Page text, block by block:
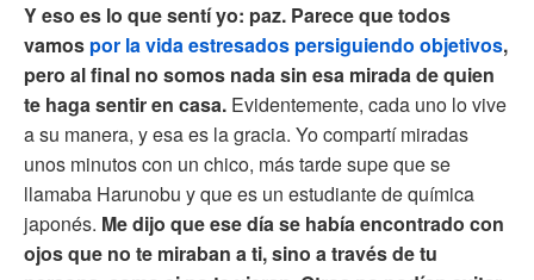
Y eso es lo que sentí yo: paz. Parece que todos
vamos por la vida estresados persiguiendo objetivos,
pero al final no somos nada sin esa mirada de quien
te haga sentir en casa. Evidentemente, cada uno lo vive
a su manera, y esa es la gracia. Yo compartí miradas
unos minutos con un chico, más tarde supe que se
llamaba Harunobu y que es un estudiante de química
japonés. Me dijo que ese día se había encontrado con
ojos que no te miraban a ti, sino a través de tu